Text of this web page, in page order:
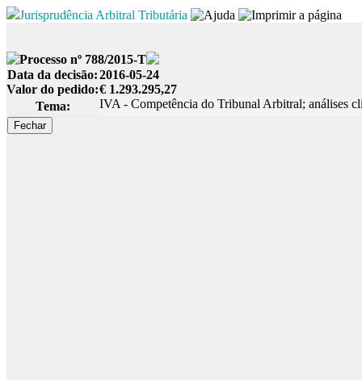
Jurisprudência Arbitral Tributária
Processo nº 788/2015-T
Data da decisão:2016-05-24
Valor do pedido:€ 1.293.295,27
Tema:
IVA - Competência do Tribunal Arbitral; análises